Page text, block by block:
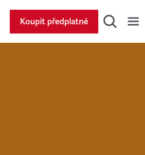
Koupit předplatné